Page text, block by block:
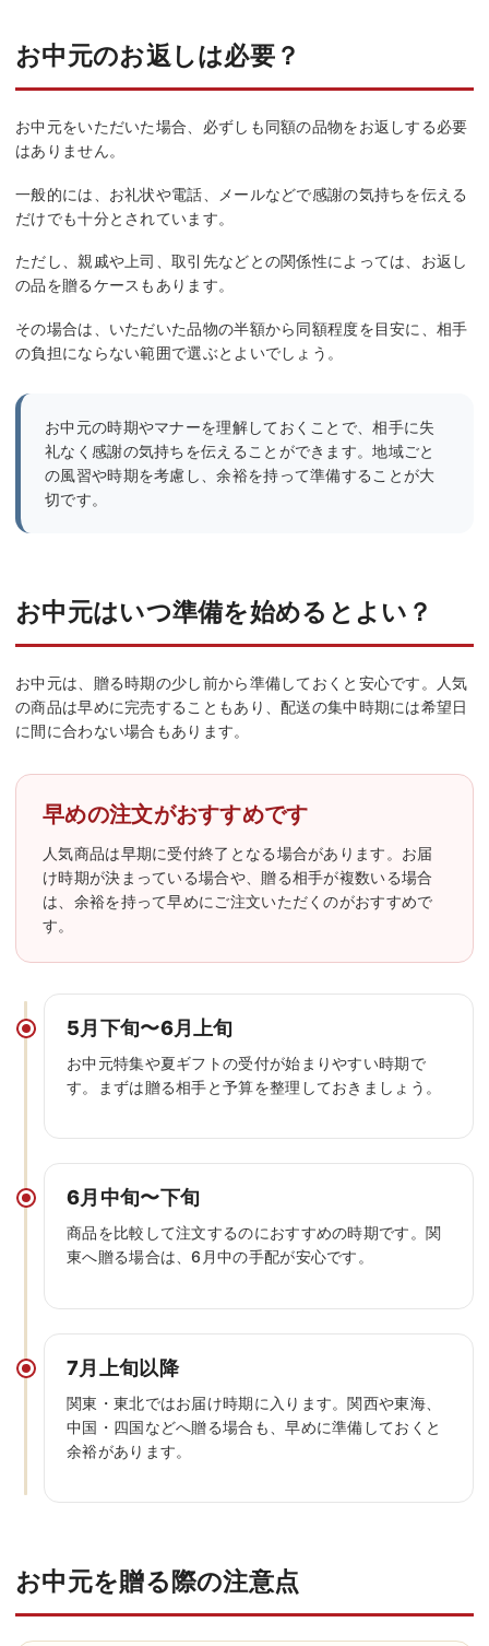
お中元のお返しは必要？
お中元をいただいた場合、必ずしも同額の品物をお返しする必要
はありません。
一般的には、お礼状や電話、メールなどで感謝の気持ちを伝える
だけでも十分とされています。
ただし、親戚や上司、取引先などとの関係性によっては、お返し
の品を贈るケースもあります。
その場合は、いただいた品物の半額から同額程度を目安に、相手
の負担にならない範囲で選ぶとよいでしょう。
お中元の時期やマナーを理解しておくことで、相手に失
礼なく感謝の気持ちを伝えることができます。地域ごと
の風習や時期を考慮し、余裕を持って準備することが大
切です。
お中元はいつ準備を始めるとよい？
お中元は、贈る時期の少し前から準備しておくと安心です。人気
の商品は早めに完売することもあり、配送の集中時期には希望日
に間に合わない場合もあります。
早めの注文がおすすめです
人気商品は早期に受付終了となる場合があります。お届
け時期が決まっている場合や、贈る相手が複数いる場合
は、余裕を持って早めにご注文いただくのがおすすめで
す。
5月下旬〜6月上旬
お中元特集や夏ギフトの受付が始まりやすい時期で
す。まずは贈る相手と予算を整理しておきましょう。
6月中旬〜下旬
商品を比較して注文するのにおすすめの時期です。関
東へ贈る場合は、6月中の手配が安心です。
7月上旬以降
関東・東北ではお届け時期に入ります。関西や東海、
中国・四国などへ贈る場合も、早めに準備しておくと
余裕があります。
お中元を贈る際の注意点